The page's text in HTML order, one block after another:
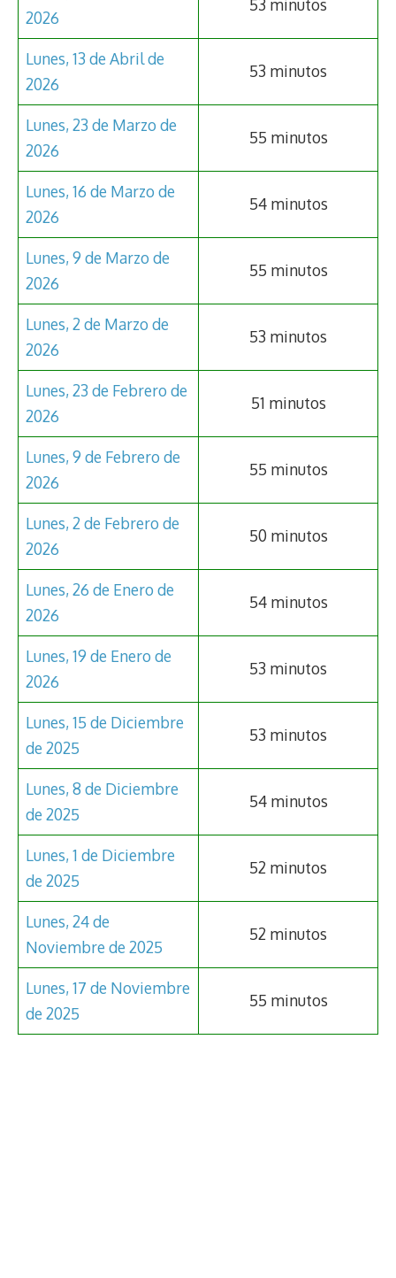
2026
53 minutos
Lunes, 13 de Abril de
2026
53 minutos
Lunes, 23 de Marzo de
2026
55 minutos
Lunes, 16 de Marzo de
2026
54 minutos
Lunes, 9 de Marzo de
2026
55 minutos
Lunes, 2 de Marzo de
2026
53 minutos
Lunes, 23 de Febrero de
2026
51 minutos
Lunes, 9 de Febrero de
2026
55 minutos
Lunes, 2 de Febrero de
2026
50 minutos
Lunes, 26 de Enero de
2026
54 minutos
Lunes, 19 de Enero de
2026
53 minutos
Lunes, 15 de Diciembre
de 2025
53 minutos
Lunes, 8 de Diciembre
de 2025
54 minutos
Lunes, 1 de Diciembre
de 2025
52 minutos
Lunes, 24 de
Noviembre de 2025
52 minutos
Lunes, 17 de Noviembre
de 2025
55 minutos